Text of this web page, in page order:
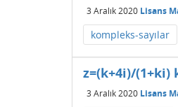
3 Aralık 2020 Lisans
kompleks-sayılar
z=(k+4i)/(1+ki)
3 Aralık 2020 Lisans